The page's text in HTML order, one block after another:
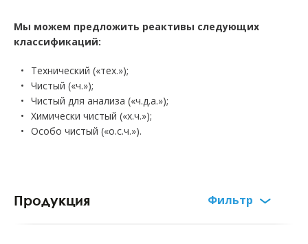
Мы можем предложить реактивы следующих
классификаций:
Технический («тех.»);
Чистый («ч.»);
Чистый для анализа («ч.д.а.»);
Химически чистый («х.ч.»);
Особо чистый («о.с.ч.»).
Продукция Фильтр
Русский алфавит: